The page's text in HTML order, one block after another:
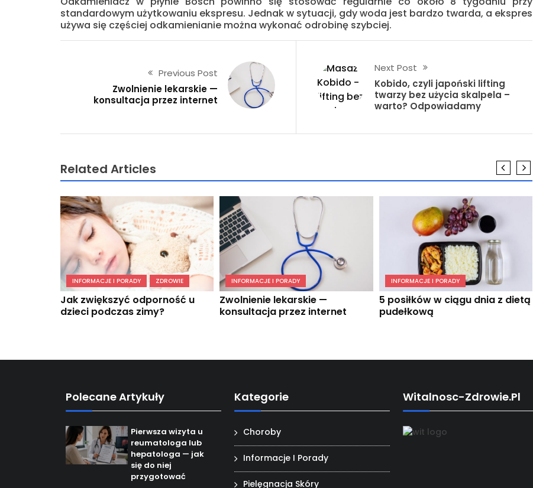
standardowym użytkowaniu ekspresu. Jednak w sytuacji, gdy woda jest bardzo twarda, a ekspres
używa się częściej odkamienianie można wykonać odrobinę szybciej.
Previous Post
Zwolnienie lekarskie —
konsultacja przez internet
Next Post
Kobido, czyli japoński lifting
twarzy bez użycia skalpela –
warto? Odpowiadamy
Related Articles
INFORMACJE I PORADY ZDROWIE
Jak zwiększyć odporność u
dzieci podczas zimy?
INFORMACJE I PORADY
Zwolnienie lekarskie —
konsultacja przez internet
INFORMACJE I PORADY
5 posiłków w ciągu dnia z dietą
pudełkową
Polecane Artykuły
Pierwsza wizyta u
reumatologa lub
hepatologa — jak
się do niej
przygotować
Kategorie
Choroby
Informacje I Porady
Pielęgnacja Skóry
Witalnosc-Zdrowie.pl